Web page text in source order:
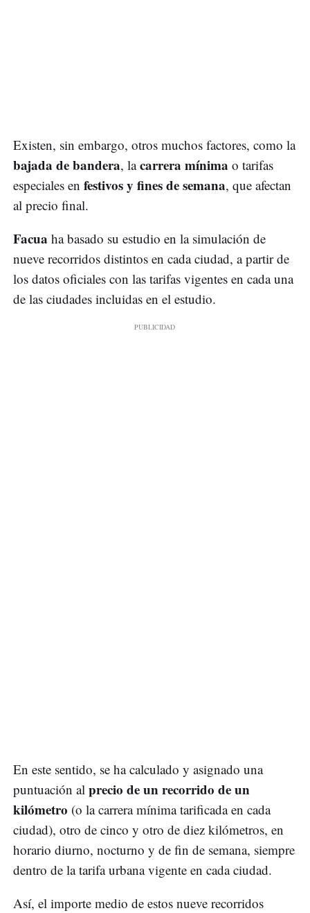
Existen, sin embargo, otros muchos factores, como la
bajada de bandera, lacarrera mínima o tarifas
especiales en festivos y fines de semana, que afectan
al precio final.
Facua ha basado su estudio en la simulación de
nueve recorridos distintos en cada ciudad, a partir de
los datos oficiales con las tarifas vigentes en cada una
de las ciudades incluidas en el estudio.
En este sentido, se ha calculado y asignado una
puntuación al precio de un recorrido de un
kilómetro (o la carrera mínima tarificada en cada
ciudad), otro de cinco y otro de diez kilómetros, en
horario diurno, nocturno y de fin de semana, siempre
dentro de la tarifa urbana vigente en cada ciudad.
Así, el importe medio de estos nueve recorridos